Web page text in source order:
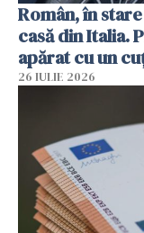
Român, în
casă din Italia.
apărat cu un
26 IULIE 2026